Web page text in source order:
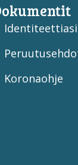
Koronaohje